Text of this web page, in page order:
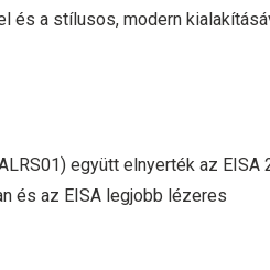
és a stílusos, modern
együtt elnyerték az EISA
és az EISA legjobb lézeres